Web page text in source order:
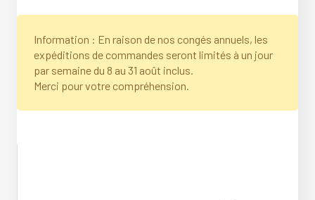
Information : En raison de nos congés annuels, les
expéditions de commandes seront limités à un jour
par semaine du 8 au 31 août inclus.
Merci pour votre compréhension.